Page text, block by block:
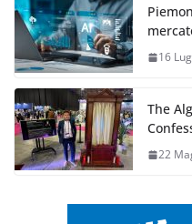
16
The
22